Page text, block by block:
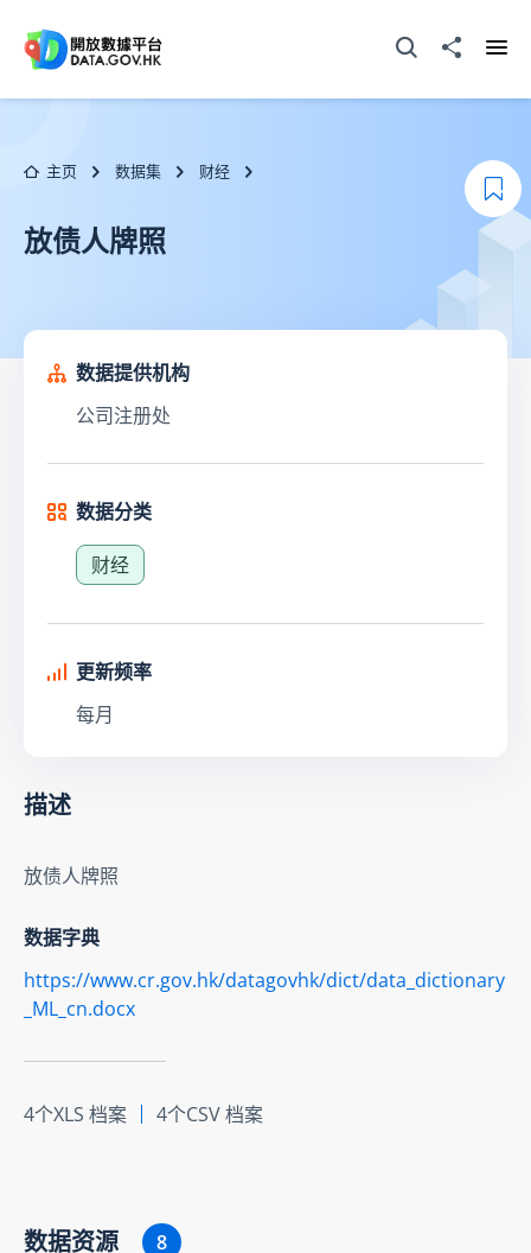
打开搜寻器分享至
主页 数据集 财经
放债人牌照
添
数据提供机构
公司注册处
数据分类
财经
更新频率
每月
描述
放债人牌照
数据字典
https://www.cr.gov.hk/datagovhk/dict/data_dictionary
_ML_cn.docx
4个XLS 档案 4个CSV 档案
数据资源 8